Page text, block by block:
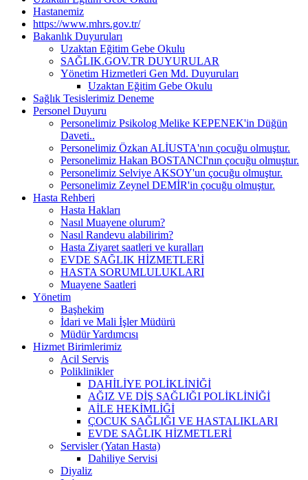
Hastanemiz
https://www.mhrs.gov.tr/
Bakanlık Duyuruları
Uzaktan Eğitim Gebe Okulu
SAĞLIK.GOV.TR DUYURULAR
Yönetim Hizmetleri Gen Md. Duyuruları
Uzaktan Eğitim Gebe Okulu
Sağlık Tesislerimiz Deneme
Personel Duyuru
Personelimiz Psikolog Melike KEPENEK'in Düğün
Daveti..
Personelimiz Özkan ALİUSTA'nın çocuğu olmuştur.
Personelimiz Hakan BOSTANCI'nın çocuğu olmuştur.
Personelimiz Selviye AKSOY'un çocuğu olmuştur.
Personelimiz Zeynel DEMİR'in çocuğu olmuştur.
Hasta Rehberi
Hasta Hakları
Nasıl Muayene olurum?
Nasıl Randevu alabilirim?
Hasta Ziyaret saatleri ve kuralları
EVDE SAĞLIK HİZMETLERİ
HASTA SORUMLULUKLARI
Muayene Saatleri
Yönetim
Başhekim
İdari ve Mali İşler Müdürü
Müdür Yardımcısı
Hizmet Birimlerimiz
Acil Servis
Poliklinikler
DAHİLİYE POLİKLİNİĞİ
AĞIZ VE DİŞ SAĞLIĞI POLİKLİNİĞİ
AİLE HEKİMLİĞİ
ÇOCUK SAĞLIĞI VE HASTALIKLARI
EVDE SAĞLIK HİZMETLERİ
Servisler (Yatan Hasta)
Dahiliye Servisi
Diyaliz